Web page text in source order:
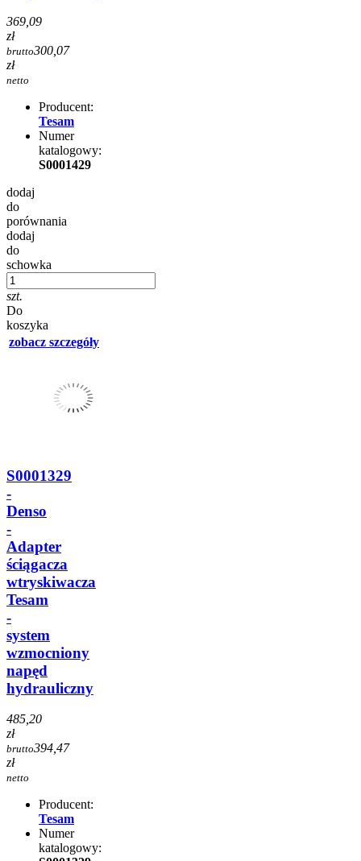
369,09
zł
brutto300,07
zł
netto
Producent:
Tesam
Numer
katalogowy:
S0001429
dodaj
do
porównania
dodaj
do
schowka
szt.
Do
koszyka
zobacz szczegóły
S0001329
-
Denso
-
Adapter
ściągacza
wtryskiwacza
Tesam
-
system
wzmocniony
napęd
hydrauliczny
485,20
zł
brutto394,47
zł
netto
Producent:
Tesam
Numer
katalogowy: